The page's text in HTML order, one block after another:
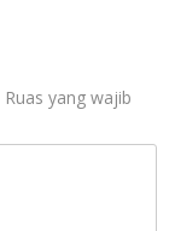
Ruas yang wajib